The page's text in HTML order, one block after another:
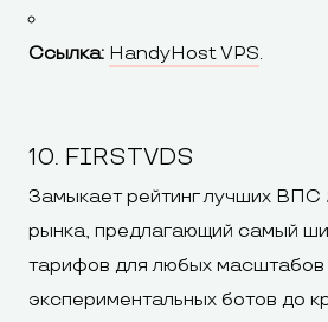
Ссылка: HandyHost VPS.
10. FIRSTVDS
Замыкает рейтинг лучших ВПС
рынка, предлагающий самый
тарифов для любых
экспериментальных ботов до